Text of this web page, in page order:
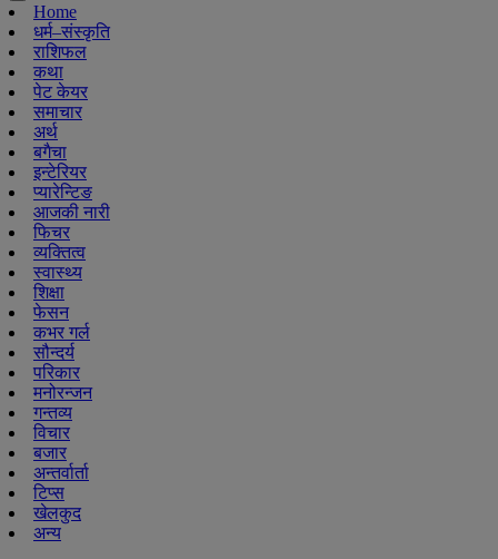
Home
धर्म–संस्कृति
राशिफल
कथा
पेट केयर
समाचार
अर्थ
बगैचा
इन्टेरियर
प्यारेन्टिङ
आजकी नारी
फिचर
व्यक्तित्व
स्वास्थ्य
शिक्षा
फेसन
कभर गर्ल
सौन्दर्य
परिकार
मनोरन्जन
गन्तव्य
विचार
बजार
अन्तर्वार्ता
टिप्स
खेलकुद
अन्य